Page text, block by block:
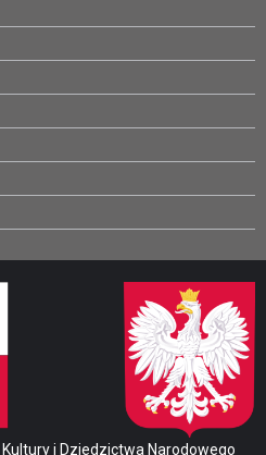
i Dziedzictwa Narodowego